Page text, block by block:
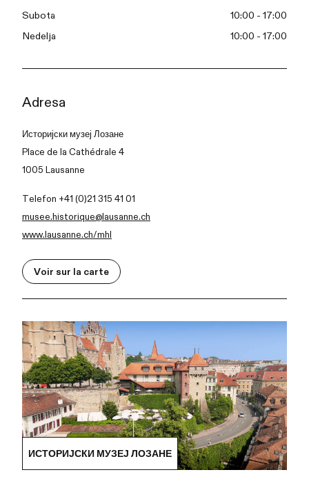
Subota 10:00 - 17:00
Nedelja 10:00 - 17:00
Adresa
Историјски музеј Лозане
Place de la Cathédrale 4
1005 Lausanne
Telefon +41 (0)21 315 41 01
musee.historique@lausanne.ch
www.lausanne.ch/mhl
Voir sur la carte
ИСТОРИЈСКИ МУЗЕЈ ЛОЗАНЕ